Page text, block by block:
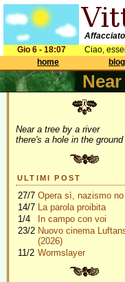
Gio 6 - 18:07
Ciao,
home
blog
Near a tree by a river
there's a hole in the ground
ULTIMI POST
27/7 Opera sì, nazismo no
14/7 La parola proibita
1/4
In campo con voi
23/2 Nuovo cinema
(2026)
11/2 Wormslayer